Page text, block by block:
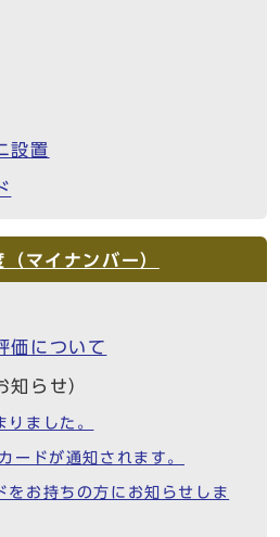
設置
マイナンバー）
価について
知らせ）
りました。
ードが通知されます。
をお持ちの方にお知らせしま